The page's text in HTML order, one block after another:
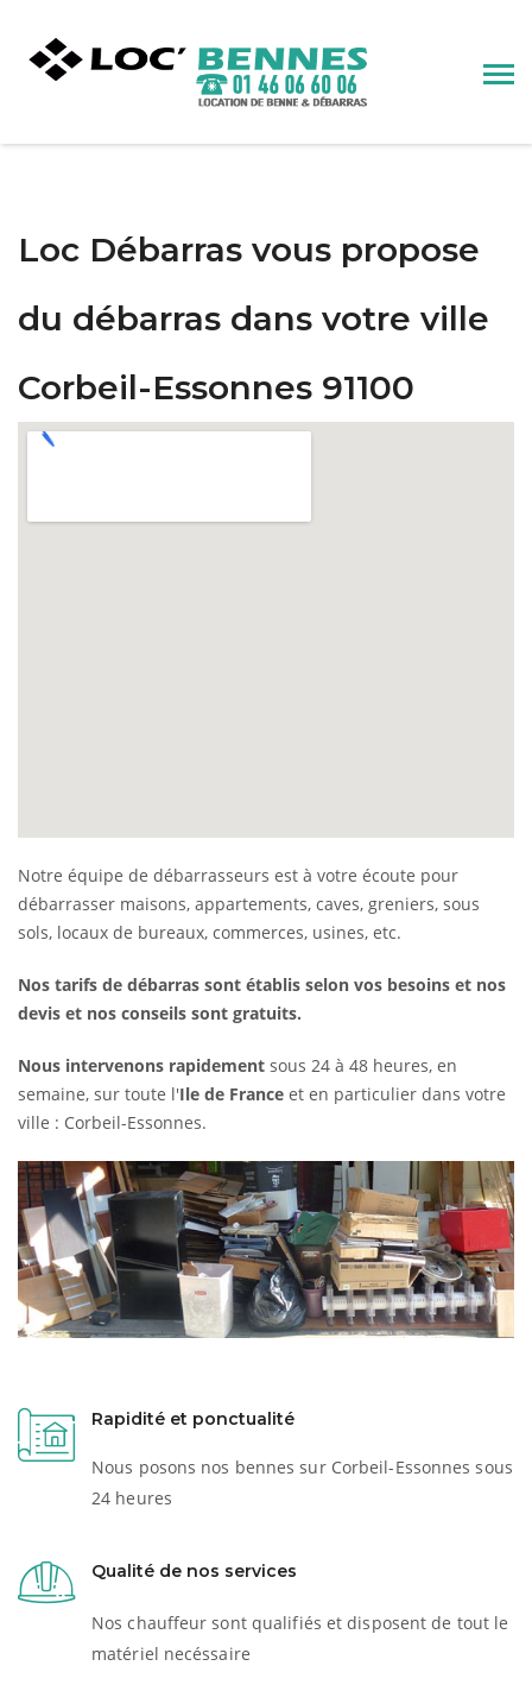
Loc Débarras vous propose
du débarras dans votre ville
Corbeil-Essonnes 91100
Notre équipe de débarrasseurs est à votre écoute pour
débarrasser maisons, appartements, caves, greniers, sous
sols, locaux de bureaux, commerces, usines, etc.
Nos tarifs de débarras sont établis selon vos besoins et nos
devis et nos conseils sont gratuits.
Nous intervenons rapidement sous 24 à 48 heures, en
semaine, sur toute l'Ile de France et en particulier dans votre
ville : Corbeil-Essonnes.
Rapidité et ponctualité
Nous posons nos bennes sur Corbeil-Essonnes sous
24 heures
Qualité de nos services
Nos chauffeur sont qualifiés et disposent de tout le
matériel necéssaire